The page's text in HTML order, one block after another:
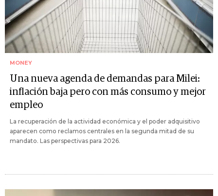
MONEY
Una nueva agenda de demandas para Milei:
inflación baja pero con más consumo y mejor
empleo
La recuperación de la actividad económica y el poder adquisitivo
aparecen como reclamos centrales en la segunda mitad de su
mandato. Las perspectivas para 2026.